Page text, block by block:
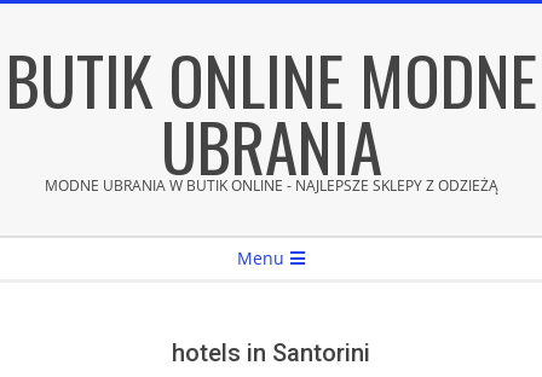
content
BUTIK ONLINE MODNE
UBRANIA
MODNE UBRANIA W BUTIK ONLINE - NAJLEPSZE SKLEPY Z ODZIEŻĄ
Menu
hotels in Santorini